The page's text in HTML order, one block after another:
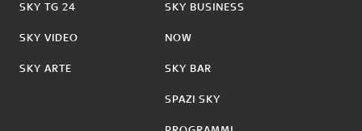
SKY TG 24
SKY VIDEO
SKY ARTE
SKY BUSINESS
NOW
SKY BAR
SPAZI SKY